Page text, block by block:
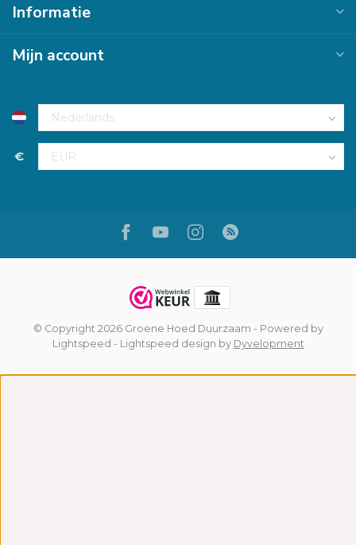
Informatie
Mijn account
€
© Copyright 2026 Groene Hoed Duurzaam - Powered by
Lightspeed - Lightspeed design by Dyvelopment